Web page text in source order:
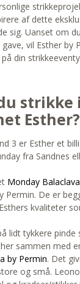
af dette
sig. Uanset om
vil Esther by
din
strikke i
Esther?
3 er Esther et
fra Sandnes
Monday Balaclava
Permin. De er
kvaliteter
lidt tykkere
sammen med
by Permin. Det
og små.